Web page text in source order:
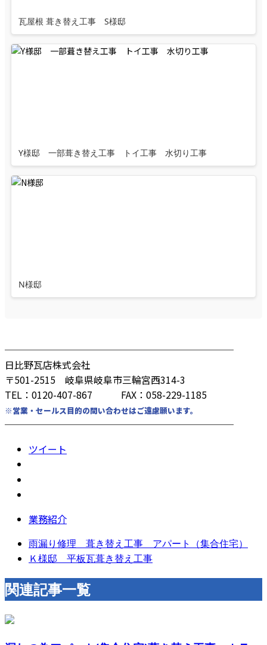
瓦屋根 葺き替え工事 S様邸
Y様邸 一部葺き替え工事 トイ工事 水切り工事
N様邸
────────────────────────
日比野瓦店株式会社
〒501-2515 岐阜県岐阜市三輪宮西314-3
TEL：0120-407-867 FAX：058-229-1185
※営業・セールス目的の問い合わせはご遠慮願います。
────────────────────────
ツイート
業務紹介
雨漏り修理 葺き替え工事 アパート（集合住宅）
Ｋ様邸 平板瓦葺き替え工事
関連記事一覧